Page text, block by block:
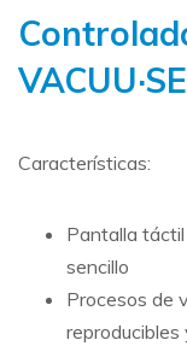
Características:
Pantalla
sencillo
Procesos de